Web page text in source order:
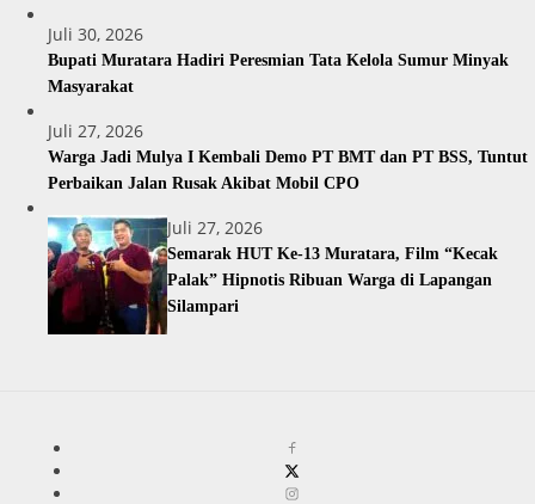
Juli 30, 2026
Bupati Muratara Hadiri Peresmian Tata Kelola Sumur Minyak
Masyarakat
Juli 27, 2026
Warga Jadi Mulya I Kembali Demo PT BMT dan PT BSS, Tuntut
Perbaikan Jalan Rusak Akibat Mobil CPO
Juli 27, 2026
Semarak HUT Ke-13 Muratara, Film “Kecak
Palak” Hipnotis Ribuan Warga di Lapangan
Silampari